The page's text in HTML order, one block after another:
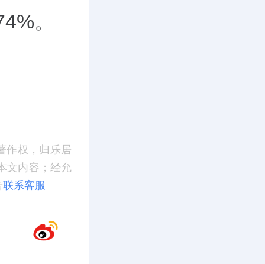
。
作权，归乐居
文内容；经允
联系客服